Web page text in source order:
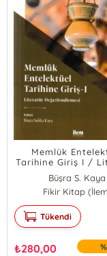
Memlük
Tarihine Giriş I /
Büşra S. Kaya
Fikir Kitap
Tükendi
₺280,00